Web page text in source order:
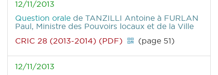
12/11/2013
Question orale de TANZILLI Antoine à FURLAN
Paul, Ministre des Pouvoirs locaux et de la Ville
CRIC 28 (2013-2014) (PDF)
(page 51)
12/11/2013